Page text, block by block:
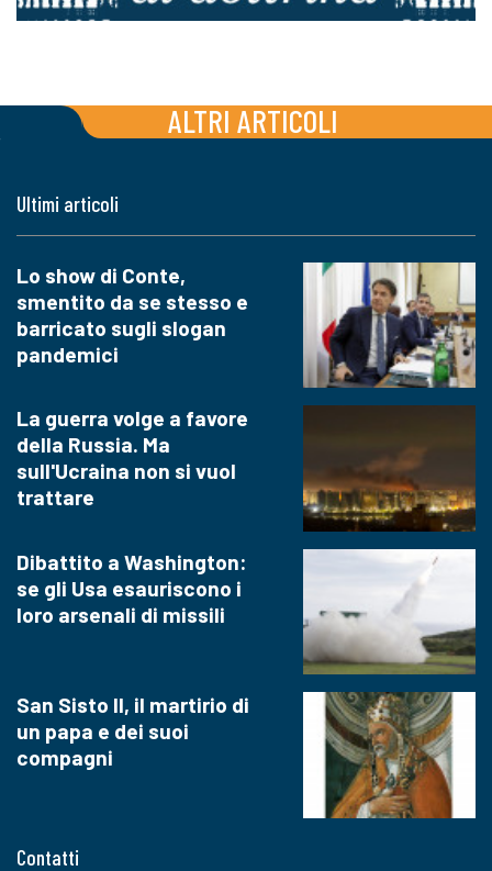
ALTRI ARTICOLI
Contatti
Ultimi articoli
Lo show di Conte,
smentito da se stesso e
barricato sugli slogan
pandemici
La guerra volge a favore
della Russia. Ma
sull'Ucraina non si vuol
trattare
Dibattito a Washington:
se gli Usa esauriscono i
loro arsenali di missili
San Sisto II, il martirio di
un papa e dei suoi
compagni